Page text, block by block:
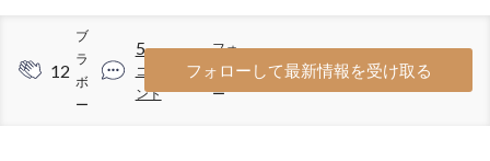
12
ブ
ラ
ボ
ー
5
コメ
ント
4
フォ
ロワ
ー
フォローして最新情報を受け取る